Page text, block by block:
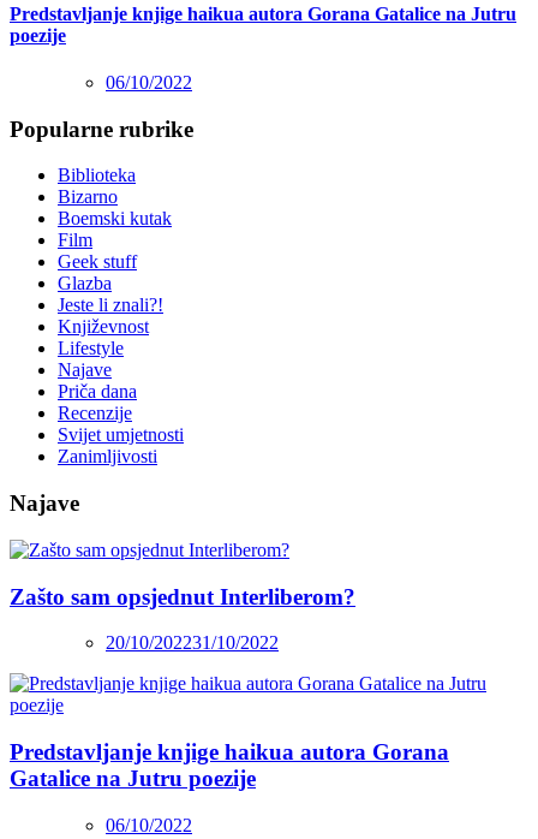
Predstavljanje knjige haikua autora Gorana Gatalice na Jutru
poezije
06/10/2022
Popularne rubrike
Biblioteka
Bizarno
Boemski kutak
Film
Geek stuff
Glazba
Jeste li znali?!
Književnost
Lifestyle
Najave
Priča dana
Recenzije
Svijet umjetnosti
Zanimljivosti
Najave
Zašto sam opsjednut Interliberom?
20/10/202231/10/2022
Predstavljanje knjige haikua autora Gorana
Gatalice na Jutru poezije
06/10/2022